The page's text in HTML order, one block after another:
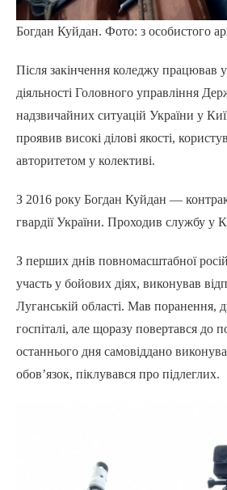
Богдан Куйдан. Фото: з особистого
Після закінчення коледжу працював
діяльності Головного управління
надзвичайних ситуацій України у
проявив високі ділові якості,
авторитетом у колективі.
З 2016 року Богдан Куйдан —
гвардії України. Проходив службу у
З перших днів повномасштабної
участь у бойових діях, виконував
Луганській області. Мав поранення,
госпіталі, але щоразу повертався до
останнього дня самовіддано
обов’язок, піклувався про підлеглих.